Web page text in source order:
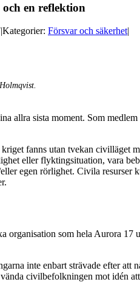
en reflektion
|Kategorier: Försvar och säkerhet|
allra sista moment. Som
fanns utan tvekan civilläget
eller flyktingsituation, vara
egen rörlighet. Civila
som hela Aurora
inte enbart strävade efter
civilbefolkningen mot idén